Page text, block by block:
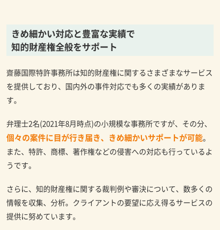
きめ細かい対応と豊富な実績で
知的財産権全般をサポート
齋藤国際特許事務所は知的財産権に関するさまざまなサービス
を提供しており、国内外の事件対応でも多くの実績がありま
す。
弁理士2名(2021年8月時点)の小規模な事務所ですが、その分、
個々の案件に目が行き届き、きめ細かいサポートが可能。
また、特許、商標、著作権などの侵害への対応も行っているよ
うです。
さらに、知的財産権に関する裁判例や審決について、数多くの
情報を収集、分析。クライアントの要望に応え得るサービスの
提供に努めています。